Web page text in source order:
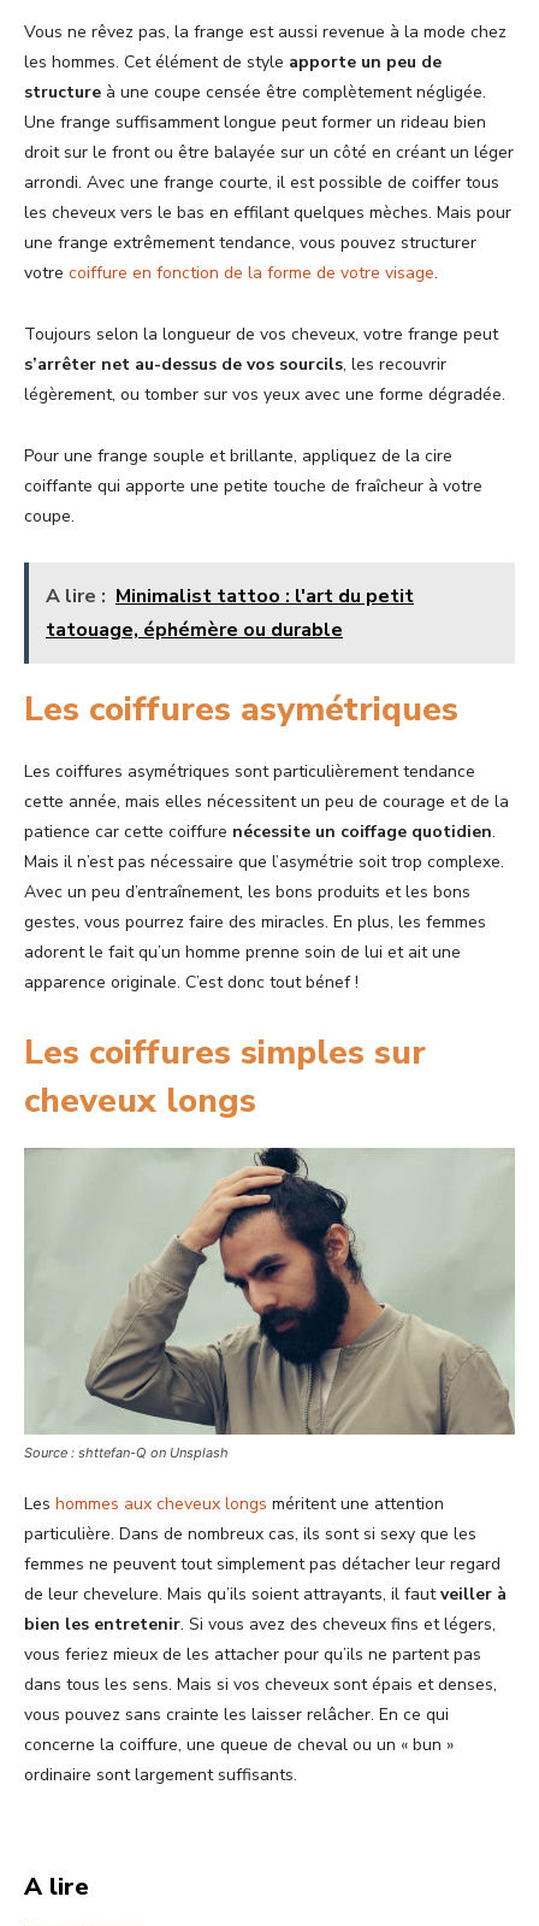
Vous ne rêvez pas, la frange est aussi revenue à la mode chez
les hommes. Cet élément de style apporte un peu de
structure à une coupe censée être complètement négligée.
Une frange suffisamment longue peut former un rideau bien
droit sur le front ou être balayée sur un côté en créant un léger
arrondi. Avec une frange courte, il est possible de coiffer tous
les cheveux vers le bas en effilant quelques mèches. Mais pour
une frange extrêmement tendance, vous pouvez structurer
votre coiffure en fonction de la forme de votre visage.
Toujours selon la longueur de vos cheveux, votre frange peut
s’arrêter net au-dessus de vos sourcils, les recouvrir
légèrement, ou tomber sur vos yeux avec une forme dégradée.
Pour une frange souple et brillante, appliquez de la cire
coiffante qui apporte une petite touche de fraîcheur à votre
coupe.
A lire : Minimalist tattoo : l'art du petit
tatouage, éphémère ou durable
Les coiffures asymétriques
Les coiffures asymétriques sont particulièrement tendance
cette année, mais elles nécessitent un peu de courage et de la
patience car cette coiffure nécessite un coiffage quotidien.
Mais il n’est pas nécessaire que l’asymétrie soit trop complexe.
Avec un peu d’entraînement, les bons produits et les bons
gestes, vous pourrez faire des miracles. En plus, les femmes
adorent le fait qu’un homme prenne soin de lui et ait une
apparence originale. C’est donc tout bénef !
Les coiffures simples sur
cheveux longs
Source : shttefan-Q on Unsplash
Les hommes aux cheveux longs méritent une attention
particulière. Dans de nombreux cas, ils sont si sexy que les
femmes ne peuvent tout simplement pas détacher leur regard
de leur chevelure. Mais qu’ils soient attrayants, il fautveiller à
bien les entretenir. Si vous avez des cheveux fins et légers,
vous feriez mieux de les attacher pour qu’ils ne partent pas
dans tous les sens. Mais si vos cheveux sont épais et denses,
vous pouvez sans crainte les laisser relâcher. En ce qui
concerne la coiffure, une queue de cheval ou un « bun »
ordinaire sont largement suffisants.
A lire